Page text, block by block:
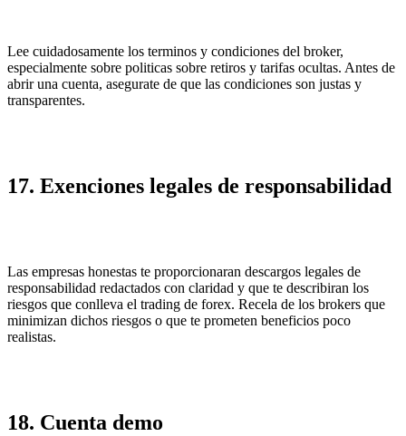
Lee cuidadosamente los terminos y condiciones del broker,
especialmente sobre politicas sobre retiros y tarifas ocultas. Antes de
abrir una cuenta, asegurate de que las condiciones son justas y
transparentes.
17. Exenciones legales de responsabilidad
Las empresas honestas te proporcionaran descargos legales de
responsabilidad redactados con claridad y que te describiran los
riesgos que conlleva el trading de forex. Recela de los brokers que
minimizan dichos riesgos o que te prometen beneficios poco
realistas.
18. Cuenta demo